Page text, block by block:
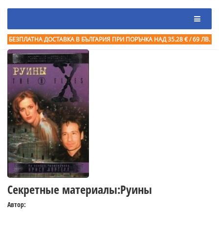
БЕЗПЛАТНА ДОСТАВКА В БЪЛГАРИЯ ПРИ ПОРЪЧКА НАД 35.28 € / 69 ЛВ.
Секретные материалы:Руины
Автор: